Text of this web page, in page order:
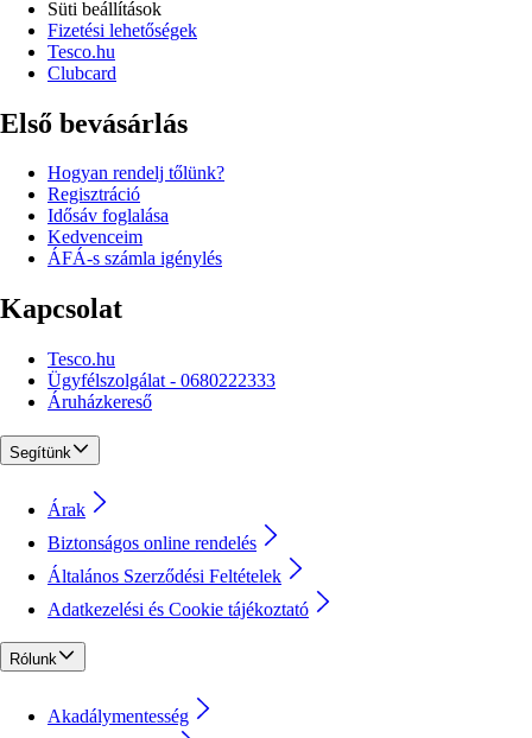
Süti beállítások
Fizetési lehetőségek
Tesco.hu
Clubcard
Első bevásárlás
Hogyan rendelj tőlünk?
Regisztráció
Idősáv foglalása
Kedvenceim
ÁFÁ-s számla igénylés
Kapcsolat
Tesco.hu
Ügyfélszolgálat - 0680222333
Áruházkereső
Segítünk
Árak
Biztonságos online rendelés
Általános Szerződési Feltételek
Adatkezelési és Cookie tájékoztató
Rólunk
Akadálymentesség